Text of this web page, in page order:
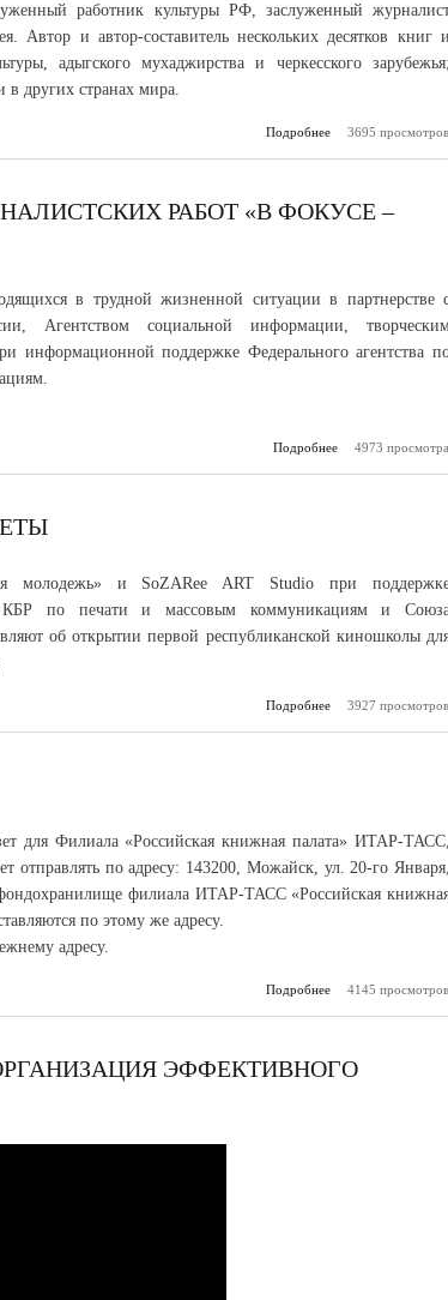
работник культуры РФ, заслуженный
Автор и автор-составитель нескольких десятков книг и
адыгского мухаджирства и черкесского зарубежья;
других странах мира.
Подробнее
о Неделя: даты,
3695 просмотров
РАБОТ «В ФОКУСЕ –
в трудной жизненной ситуации в партнерстве
Агентством социальной информации,
поддержке Федерального агентства
Подробнее
о VII
4973 просмотра
молодежь» и SoZARee ART Studio при
КБР по печати и массовым коммуникациям и
об открытии первой республиканской киношколы
Подробнее
о
3927 просмотров
для Филиала «Российская книжная палата» ИТАР-ТАСС,
отправлять по адресу: 143200, Можайск, ул. 20-го Января,
филиала ИТАР-ТАСС «Российская
по этому же адресу.
адресу.
Подробнее
о Вниманию
4145 просмотров
ЭФФЕКТИВНОГО